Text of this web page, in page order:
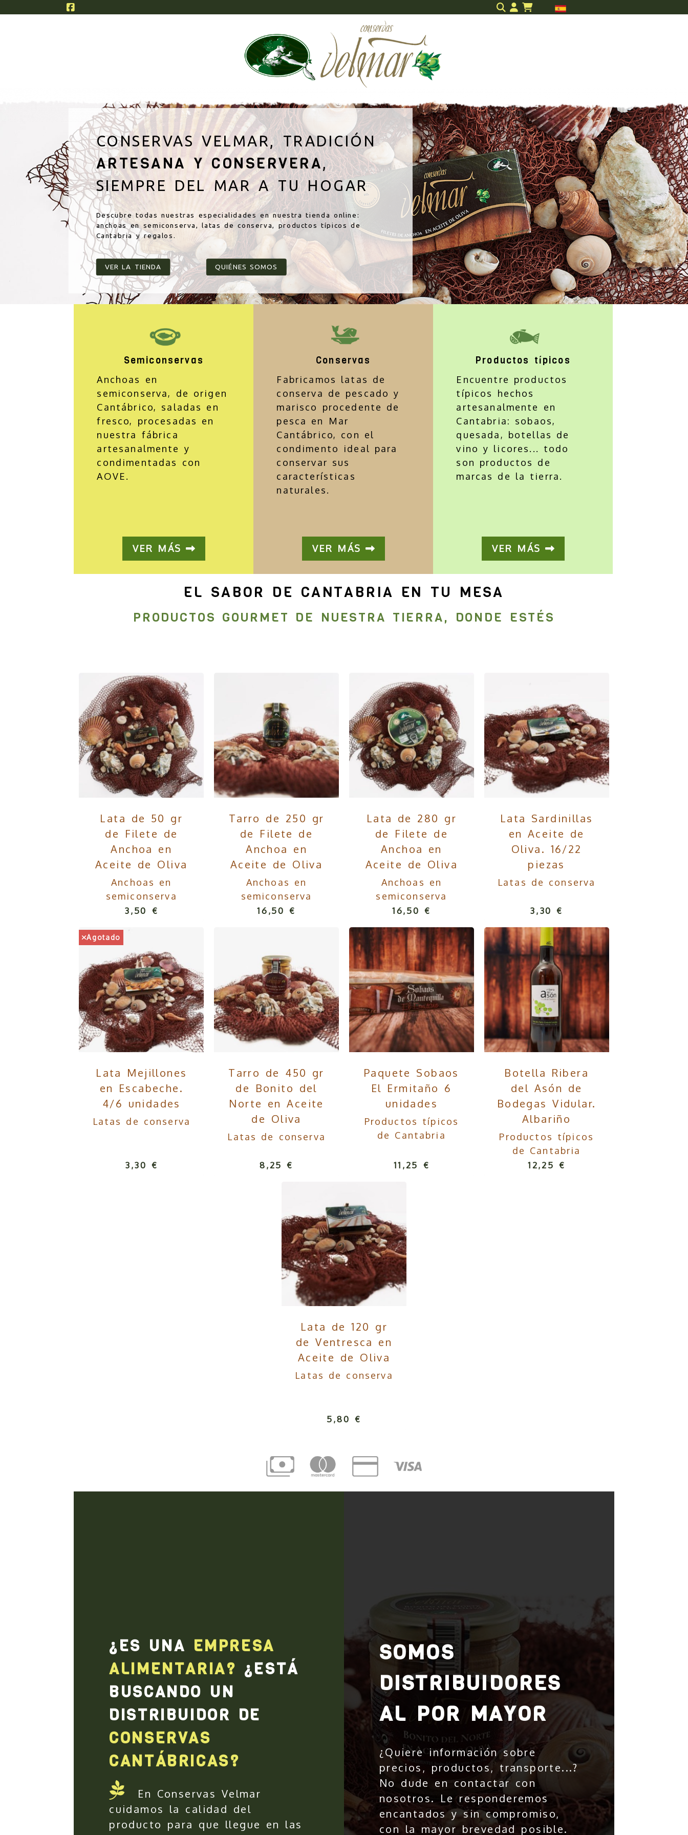
Identifícate
Semiconservas Productos típicos Contacto Conservas Regalos
CONSERVAS VELMAR, TRADICIÓN
ARTESANA Y CONSERVERA,
SIEMPRE DEL MAR A TU HOGAR
Descubre todas nuestras especialidades en nuestra tienda online:
anchoas en semiconserva, latas de conserva, productos típicos de
Cantabria y regalos.
VER LA TIENDA QUIÉNES SOMOS
Tienda Gourmet en Cantabria | Conservas Velmar
Semiconservas
Anchoas en
semiconserva, de origen
Cantábrico, saladas en
fresco, procesadas en
nuestra fábrica
artesanalmente y
condimentadas con
AOVE.
VER MÁS
Conservas
Fabricamos latas de
conserva de pescado y
marisco procedente de
pesca en Mar
Cantábrico, con el
condimento ideal para
conservar sus
características
naturales.
VER MÁS
Productos típicos
Encuentre productos
típicos hechos
artesanalmente en
Cantabria: sobaos,
quesada, botellas de
vino y licores... todo
son productos de
marcas de la tierra.
VER MÁS
EL SABOR DE CANTABRIA EN TU MESA
PRODUCTOS GOURMET DE NUESTRA TIERRA, DONDE ESTÉS
Lata de 50 gr
de Filete de
Anchoa en
Aceite de Oliva
Anchoas en
semiconserva
3,50 €
Tarro de 250 gr
de Filete de
Anchoa en
Aceite de Oliva
Anchoas en
semiconserva
16,50 €
Lata de 280 gr
de Filete de
Anchoa en
Aceite de Oliva
Anchoas en
semiconserva
16,50 €
Lata Sardinillas
en Aceite de
Oliva. 16/22
piezas
Latas de conserva
3,30 €
Agotado
Lata Mejillones
en Escabeche.
4/6 unidades
Latas de conserva
3,30 €
Tarro de 450 gr
de Bonito del
Norte en Aceite
de Oliva
Latas de conserva
8,25 €
Paquete Sobaos
El Ermitaño 6
unidades
Productos típicos
de Cantabria
11,25 €
Botella Ribera
del Asón de
Bodegas Vidular.
Albariño
Productos típicos
de Cantabria
12,25 €
Lata de 120 gr
de Ventresca en
Aceite de Oliva
Latas de conserva
5,80 €
¿ES UNA EMPRESA
ALIMENTARIA? ¿ESTÁ
BUSCANDO UN
DISTRIBUIDOR DE
CONSERVAS
CANTÁBRICAS?
En Conservas Velmar
cuidamos la calidad del
producto para que llegue en las
SOMOS
DISTRIBUIDORES
AL POR MAYOR
¿Quiere información sobre
precios, productos, transporte...?
No dude en contactar con
nosotros. Le responderemos
encantados y sin compromiso,
con la mayor brevedad posible.